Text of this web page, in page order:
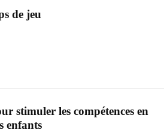
de jeu
stimuler les compétences en
enfants